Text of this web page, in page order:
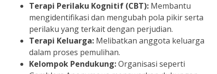
Terapi Perilaku Kognitif (CBT): Membantu
mengidentifikasi dan mengubah pola pikir serta
perilaku yang terkait dengan perjudian.
Terapi Keluarga: Melibatkan anggota keluarga
dalam proses pemulihan.
Kelompok Pendukung:Organisasi seperti